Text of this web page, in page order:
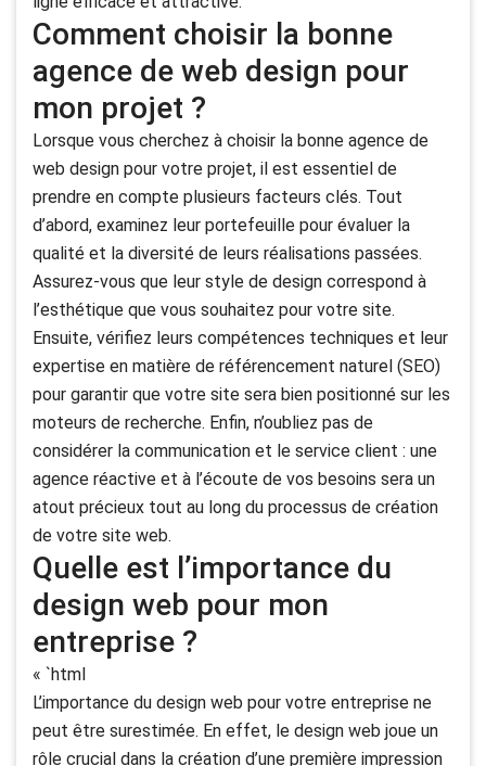
Comment choisir la bonne
agence de web design pour
mon projet ?
Lorsque vous cherchez à choisir la bonne agence de
web design pour votre projet, il est essentiel de
prendre en compte plusieurs facteurs clés. Tout
d’abord, examinez leur portefeuille pour évaluer la
qualité et la diversité de leurs réalisations passées.
Assurez-vous que leur style de design correspond à
l’esthétique que vous souhaitez pour votre site.
Ensuite, vérifiez leurs compétences techniques et leur
expertise en matière de référencement naturel (SEO)
pour garantir que votre site sera bien positionné sur les
moteurs de recherche. Enfin, n’oubliez pas de
considérer la communication et le service client : une
agence réactive et à l’écoute de vos besoins sera un
atout précieux tout au long du processus de création
de votre site web.
Quelle est l’importance du
design web pour mon
entreprise ?
« `html
L’importance du design web pour votre entreprise ne
peut être surestimée. En effet, le design web joue un
rôle crucial dans la création d’une première impression